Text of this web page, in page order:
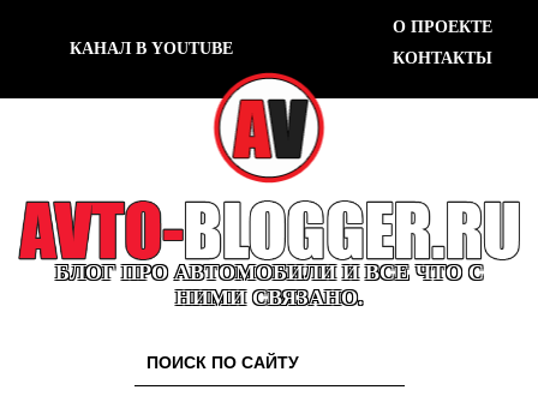
КАНАЛ В YOUTUBE
О ПРОЕКТЕ
КОНТАКТЫ
БЛОГ ПРО АВТОМОБИЛИ И ВСЕ ЧТО С
НИМИ СВЯЗАНО.